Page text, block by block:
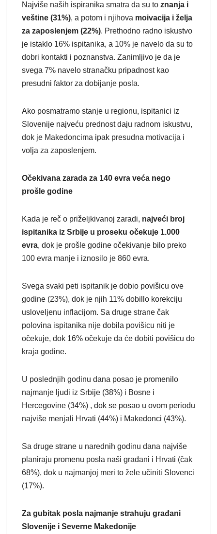
Najviše naših ispiranika smatra da su to znanja i
veštine (31%), a potom i njihova moivacija i želja
za zaposlenjem (22%). Prethodno radno iskustvo
je istaklo 16% ispitanika, a 10% je navelo da su to
dobri kontakti i poznanstva. Zanimljivo je da je
svega 7% navelo stranačku pripadnost kao
presudni faktor za dobijanje posla.
Ako posmatramo stanje u regionu, ispitanici iz
Slovenije najveću prednost daju radnom iskustvu,
dok je Makedoncima ipak presudna motivacija i
volja za zaposlenjem.
Očekivana zarada za 140 evra veća nego
prošle godine
Kada je reč o priželjkivanoj zaradi, najveći broj
ispitanika iz Srbije u proseku očekuje 1.000
evra, dok je prošle godine očekivanje bilo preko
100 evra manje i iznosilo je 860 evra.
Svega svaki peti ispitanik je dobio povišicu ove
godine (23%), dok je njih 11% dobillo korekciju
usloveljenu inflacijom. Sa druge strane čak
polovina ispitanika nije dobila povišicu niti je
očekuje, dok 16% očekuje da će dobiti povišicu do
kraja godine.
U poslednjih godinu dana posao je promenilo
najmanje ljudi iz Srbije (38%) i Bosne i
Hercegovine (34%) , dok se posao u ovom periodu
najviše menjali Hrvati (44%) i Makedonci (43%).
Sa druge strane u narednih godinu dana najviše
planiraju promenu posla naši građani i Hrvati (čak
68%), dok u najmanjoj meri to žele učiniti Slovenci
(17%).
Za gubitak posla najmanje strahuju građani
Slovenije i Severne Makedonije